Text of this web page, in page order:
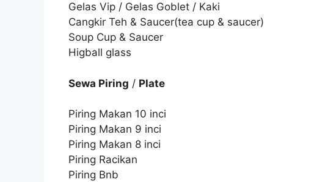
Gelas Vip / Gelas Goblet / Kaki
Cangkir Teh & Saucer(tea cup & saucer)
Soup Cup & Saucer
Higball glass
Sewa Piring / Plate
Piring Makan 10 inci
Piring Makan 9 inci
Piring Makan 8 inci
Piring Racikan
Piring Bnb